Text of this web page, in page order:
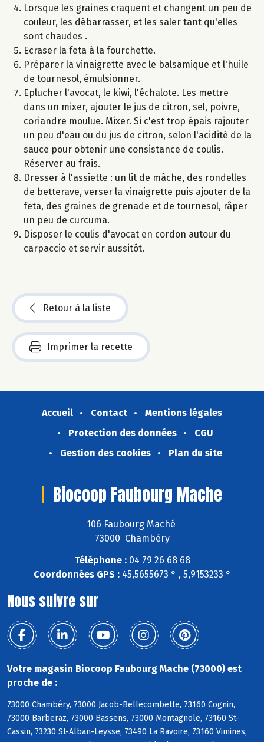
Lorsque les graines craquent et changent un peu de
couleur, les débarrasser, et les saler tant qu'elles
sont chaudes .
Ecraser la feta à la fourchette.
Préparer la vinaigrette avec le balsamique et l'huile
de tournesol, émulsionner.
Eplucher l'avocat, le kiwi, l'échalote. Les mettre
dans un mixer, ajouter le jus de citron, sel, poivre,
coriandre moulue. Mixer. Si c'est trop épais rajouter
un peu d'eau ou du jus de citron, selon l'acidité de la
sauce pour obtenir une consistance de coulis.
Réserver au frais.
Dresser à l'assiette : un lit de mâche, des rondelles
de betterave, verser la vinaigrette puis ajouter de la
feta, des graines de grenade et de tournesol, râper
un peu de curcuma.
Disposer le coulis d'avocat en cordon autour du
carpaccio et servir aussitôt.
Retour à la liste
Imprimer la recette
Accueil Contact
Mentions légales
Protection des données
CGU
Gestion des cookies
Plan du site
Biocoop Faubourg Mache
106 Faubourg Maché
73000 Chambéry
Téléphone :04 79 26 68 68
Coordonnées GPS :45,5655673 ° , 5,9153233 °
Nous suivre sur
Votre magasin Biocoop Faubourg Mache (73000) est
proche de :
73000 Chambéry, 73000 Jacob-Bellecombette, 73160 Cognin,
73000 Barberaz, 73000 Bassens, 73000 Montagnole, 73160 St-
Cassin, 73230 St-Alban-Leysse, 73490 La Ravoire, 73160 Vimines,